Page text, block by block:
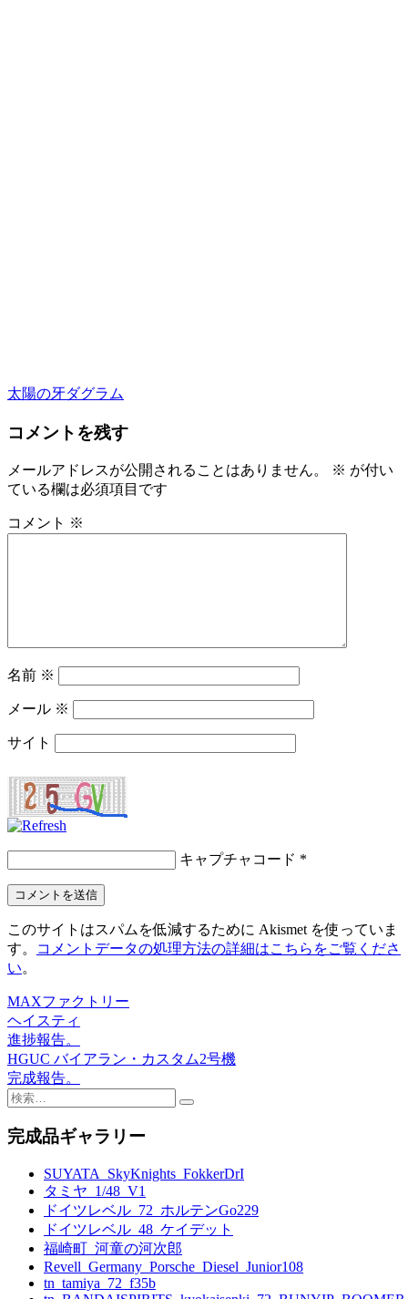
太陽の牙ダグラム
コメントを残す
メールアドレスが公開されることはありません。 ※ が付い
ている欄は必須項目です
コメント ※
名前 ※
メール ※
サイト
キャプチャコード *
このサイトはスパムを低減するために Akismet を使っていま
す。
コメントデータの処理方法の詳細はこちらをご覧くださ
い。
投
稿
ナ
ビ
ゲ
ー
MAXファクトリー
ヘイスティ
進捗報告。
HGUC バイアラン・カスタム2号機
完成報告。
検
完成品ギャラリー
SUYATA_SkyKnights_FokkerDrI
タミヤ_1/48_V1
ドイツレベル_72_ホルテンGo229
ドイツレベル_48_ケイデット
福崎町_河童の河次郎
Revell_Germany_Porsche_Diesel_Junior108
tn_tamiya_72_f35b